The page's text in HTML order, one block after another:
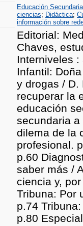
Educación Secundaria
ciencias; Didáctica;
información sobre
Editorial:
Chaves,
Interniveles
Infantil:
y drogas / D.
recuperar la
educación
secundaria a
dilema de la
profesional.
p.60
saber más /
ciencia y,
Tribuna: Por
p.74
p.80